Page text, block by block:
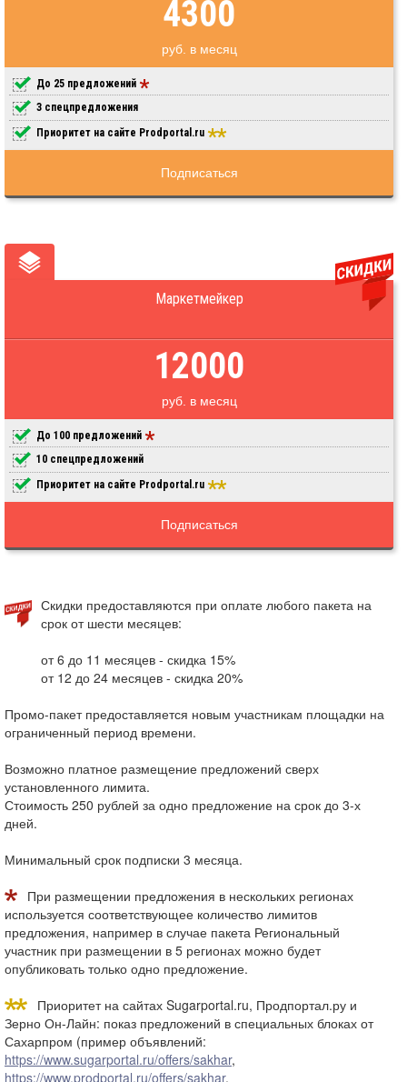
4300
руб. в месяц
До 25 предложений
3 спецпредложения
Приоритет на сайте Prodportal.ru
Подписаться
Маркетмейкер
12000
руб. в месяц
До 100 предложений
10 спецпредложений
Приоритет на сайте Prodportal.ru
Подписаться
Скидки предоставляются при оплате любого пакета на
срок от шести месяцев:
от 6 до 11 месяцев - скидка 15%
от 12 до 24 месяцев - скидка 20%
Промо-пакет предоставляется новым участникам площадки на
ограниченный период времени.
Возможно платное размещение предложений сверх
установленного лимита.
Стоимость 250 рублей за одно предложение на срок до 3-х
дней.
Минимальный срок подписки 3 месяца.
При размещении предложения в нескольких регионах
используется соответствующее количество лимитов
предложения, например в случае пакета Региональный
участник при размещении в 5 регионах можно будет
опубликовать только одно предложение.
Приоритет на сайтах Sugarportal.ru, Продпортал.ру и
Зерно Он-Лайн: показ предложений в специальных блоках от
Сахарпром (пример объявлений:
https://www.sugarportal.ru/offers/sakhar,
https://www.prodportal.ru/offers/sakhar,